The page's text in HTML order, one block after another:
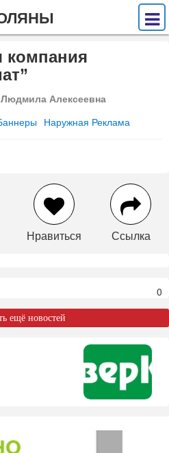
компания
Алексеевна
Наружная Реклама
Нравиться Ссылка
0
ещё новостей